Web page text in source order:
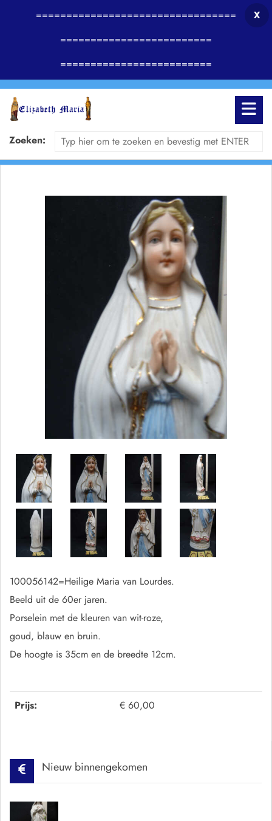
=================================
=========================
=========================
X
Zoeken:
Prijs: € 60,00
100056142=Heilige Maria van Lourdes.
Beeld uit de 60er jaren.
Porselein met de kleuren van wit-roze,
goud, blauw en bruin.
De hoogte is 35cm en de breedte 12cm.
Nieuw binnengekomen